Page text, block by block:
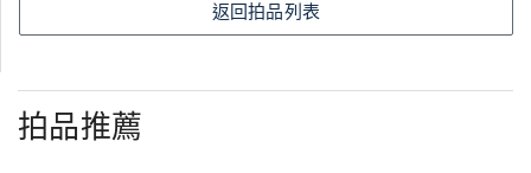
返回拍品列表
拍品推薦